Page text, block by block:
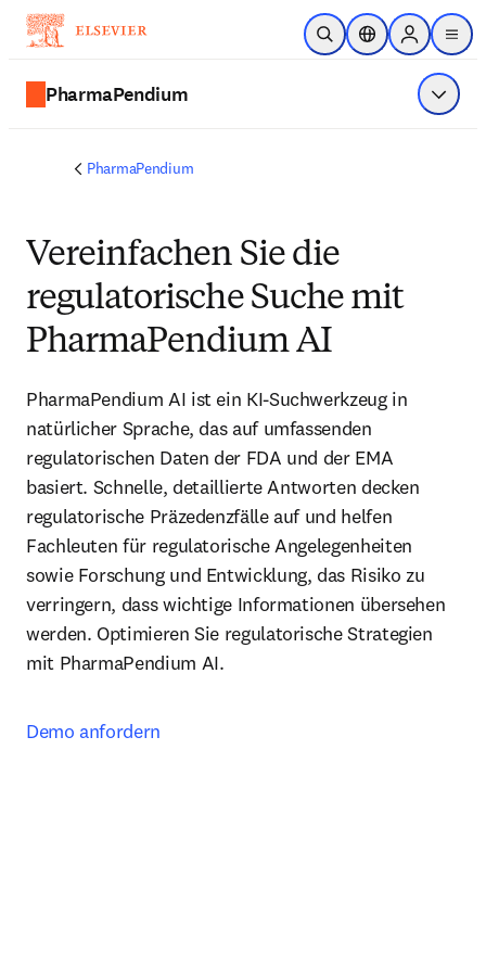
Zum Hauptinhalt wechseln
Suche öffnenStandortauswahl
Sign in to
menu
PharmaPendium Menü
PharmaPendium
Vereinfachen Sie die
regulatorische Suche mit
PharmaPendium AI
PharmaPendium AI ist ein KI-Suchwerkzeug in
natürlicher Sprache, das auf umfassenden
regulatorischen Daten der FDA und der EMA
basiert. Schnelle, detaillierte Antworten decken
regulatorische Präzedenzfälle auf und helfen
Fachleuten für regulatorische Angelegenheiten
sowie Forschung und Entwicklung, das Risiko zu
verringern, dass wichtige Informationen übersehen
werden. Optimieren Sie regulatorische Strategien
mit PharmaPendium AI.
Demo anfordern